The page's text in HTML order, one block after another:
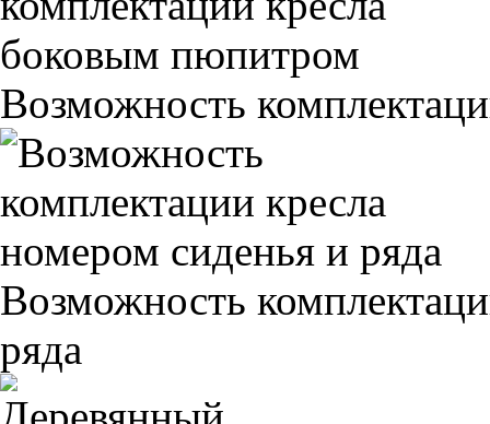
Возможность
Возможность
ряда